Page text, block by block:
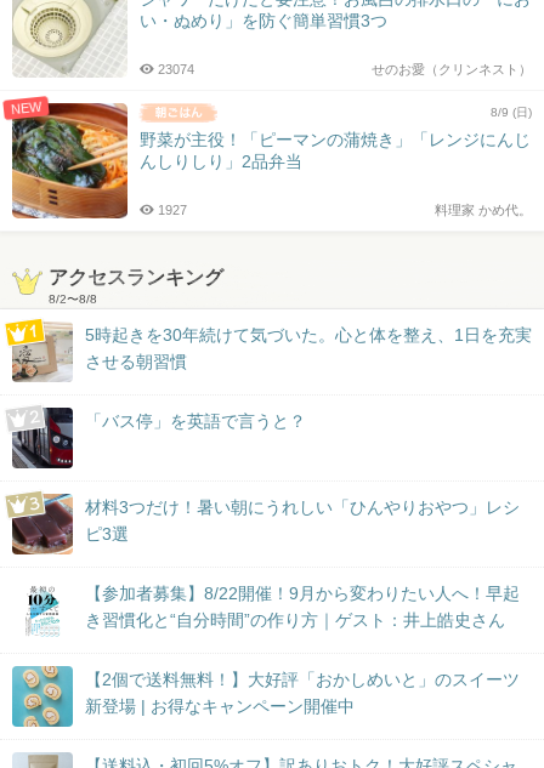
い・ぬめり」を防ぐ簡単習慣3つ
せのお愛（クリンネスト）
23074
NEW 8/9 (日)
野菜が主役！「ピーマンの蒲焼き」「レンジにんじ
んしりしり」2品弁当
料理家 かめ代。
1927
アクセスランキング
8/2〜8/8
5時起きを30年続けて気づいた。心と体を整え、1日を充実
させる朝習慣
「バス停」を英語で言うと？
材料3つだけ！暑い朝にうれしい「ひんやりおやつ」レシ
ピ3選
【参加者募集】8/22開催！9月から変わりたい人へ！早起
き習慣化と“自分時間”の作り方｜ゲスト：井上皓史さん
【2個で送料無料！】大好評「おかしめいと」のスイーツ
新登場 | お得なキャンペーン開催中